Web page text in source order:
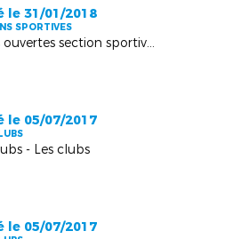
le 31/01/2018
SPORTIVES
Portes ouvertes section sportive Lycée Albert Londres
le 05/07/2017
- Les clubs
le 05/07/2017